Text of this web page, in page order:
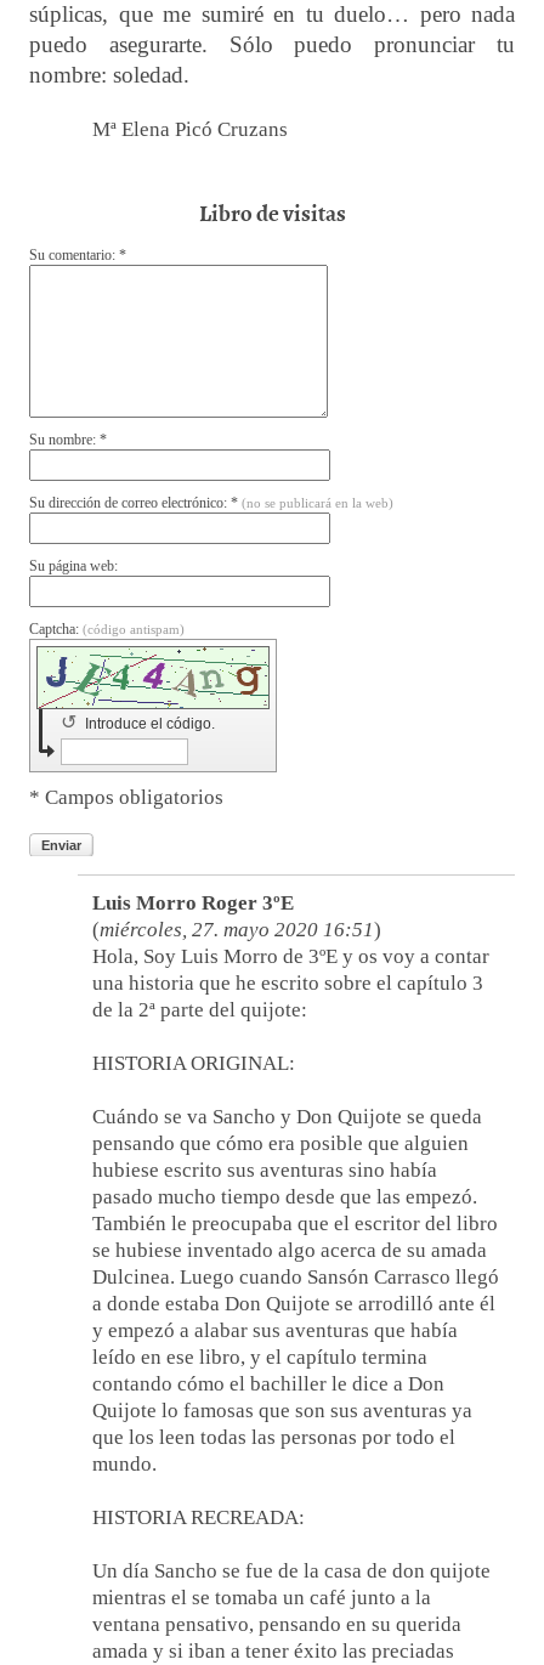
súplicas, que me sumiré en tu duelo… pero nada
puedo asegurarte. Sólo puedo pronunciar tu
nombre: soledad.
Mª Elena Picó Cruzans
Libro de visitas
Su comentario: *
Su nombre: *
Su dirección de correo electrónico: * (no se publicará en la web)
Su página web:
Captcha: (código antispam)
Introduce el código.
↺
* Campos obligatorios
Enviar
Luis Morro Roger 3ºE
(miércoles, 27. mayo 2020 16:51)
Hola, Soy Luis Morro de 3ºE y os voy a contar
una historia que he escrito sobre el capítulo 3
de la 2ª parte del quijote:
HISTORIA ORIGINAL:
Cuándo se va Sancho y Don Quijote se queda
pensando que cómo era posible que alguien
hubiese escrito sus aventuras sino había
pasado mucho tiempo desde que las empezó.
También le preocupaba que el escritor del libro
se hubiese inventado algo acerca de su amada
Dulcinea. Luego cuando Sansón Carrasco llegó
a donde estaba Don Quijote se arrodilló ante él
y empezó a alabar sus aventuras que había
leído en ese libro, y el capítulo termina
contando cómo el bachiller le dice a Don
Quijote lo famosas que son sus aventuras ya
que los leen todas las personas por todo el
mundo.
HISTORIA RECREADA:
Un día Sancho se fue de la casa de don quijote
mientras el se tomaba un café junto a la
ventana pensativo, pensando en su querida
amada y si iban a tener éxito las preciadas